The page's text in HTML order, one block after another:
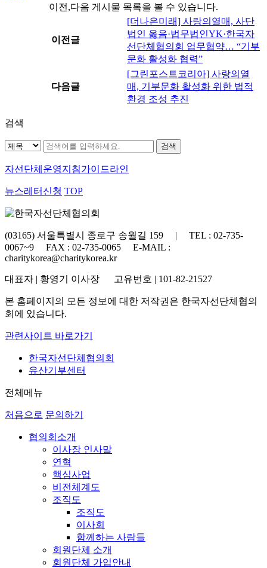
이전,다음 게시물 목록을 볼 수 있습니다.
이전글
[더나은미래] 사랑의열매, 사단
법인 옳음·법무법인YK·한국자
선단체협의회 업무협약… “기부
문화 활성화 협력”
다음글
[그린포스트코리아] 사랑의열
매, 기부문화 활성화 위한 법적
환경 조성 추진
검색
자선단체 운영지침가이드라인
뉴스레터신청 TOP
(03165) 서울특별시 종로구 송월길 159 | TEL : 02-735-
0067~9 FAX : 02-735-0065 E-MAIL :
charitykorea@charitykorea.kr
대표자 | 황영기 이사장 고유번호 | 101-82-21527
본 홈페이지의 모든 정보에 대한 저작권은 한국자선단체협의
회에 있습니다.
관련사이트 바로가기
한국자선단체협의회
유산기부센터
전체메뉴
처음으로 문의하기
협의회소개
이사장 인사말
연혁
핵심사업
비전체계도
조직도
조직도
이사회
함께하는 사람들
회원단체 소개
회원단체 가입안내